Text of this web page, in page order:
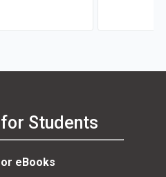
Students
eBooks